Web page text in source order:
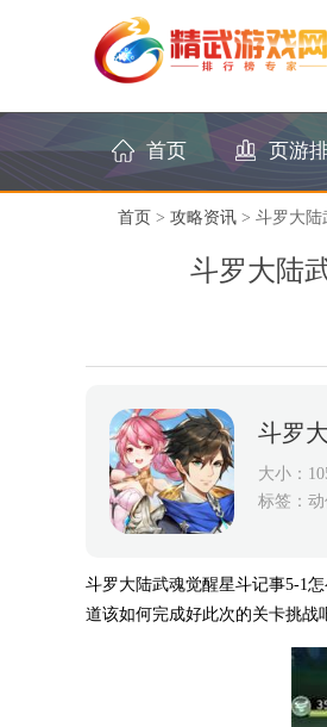
首页 页游
首页 > 攻略资讯 > 斗罗大陆
斗罗大陆
斗罗
大小：
标签：
斗罗大陆武魂觉醒星斗记事5-1
道该如何完成好此次的关卡挑战